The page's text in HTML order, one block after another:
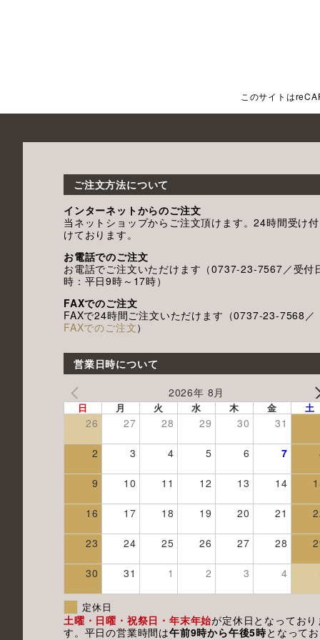
このサイトは
ご注文方法について
インターネットからのご注文
当ネットショップからご注文頂けます。24時間受け付
けております。
お電話でのご注文
お電話でご注文いただけます（0737-23-7567／受付
時：平日9時～17時）
FAXでのご注文
FAXで24時間ご注文いただけます（0737-23-7568／
FAXでのご注文）
営業日時について
2026年 8月
日 月 火 水 木 金 土
26 27 28 29 30 31
2 3 4 5 6 7
9 10 11 12 13 14
16 17 18 19 20 21
23 24 25 26 27 28
30 31 1 2 3 4
定休日
土曜・日曜・祝祭日・年末年始が定休日となっており
す。平日の営業時間は午前9時から午後5時となってお